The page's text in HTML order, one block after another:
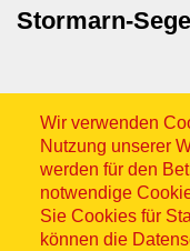
Stormarn-
Wir verwenden
Nutzung unserer
werden für den
notwendige
Sie Cookies für
können die
Sitemap